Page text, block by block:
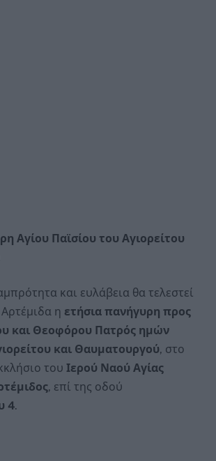
Αγίου Παϊσίου του Αγιορείτου
και ευλάβεια θα τελεστεί
η ετήσια πανήγυρη προς
και Θεοφόρου Πατρός ημών
και Θαυματουργού, στο
του Ιερού Ναού Αγίας
, επί της οδού
4.